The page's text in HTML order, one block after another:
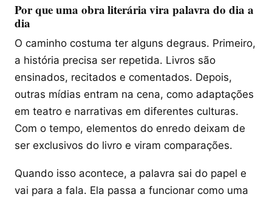
Por que uma obra literária vira palavra do dia a
dia
O caminho costuma ter alguns degraus. Primeiro,
a história precisa ser repetida. Livros são
ensinados, recitados e comentados. Depois,
outras mídias entram na cena, como adaptações
em teatro e narrativas em diferentes culturas.
Com o tempo, elementos do enredo deixam de
ser exclusivos do livro e viram comparações.
Quando isso acontece, a palavra sai do papel e
vai para a fala. Ela passa a funcionar como uma